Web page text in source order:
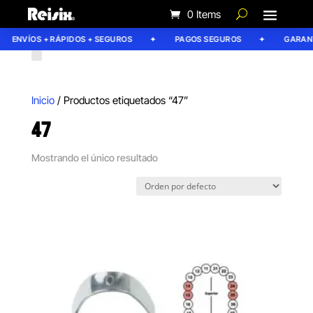
0 Items
ENVÍOS + RÁPIDOS + SEGUROS PAGOS SEGUROS
Inicio/ Productos etiquetados “47”
47
Mostrando el único resultado